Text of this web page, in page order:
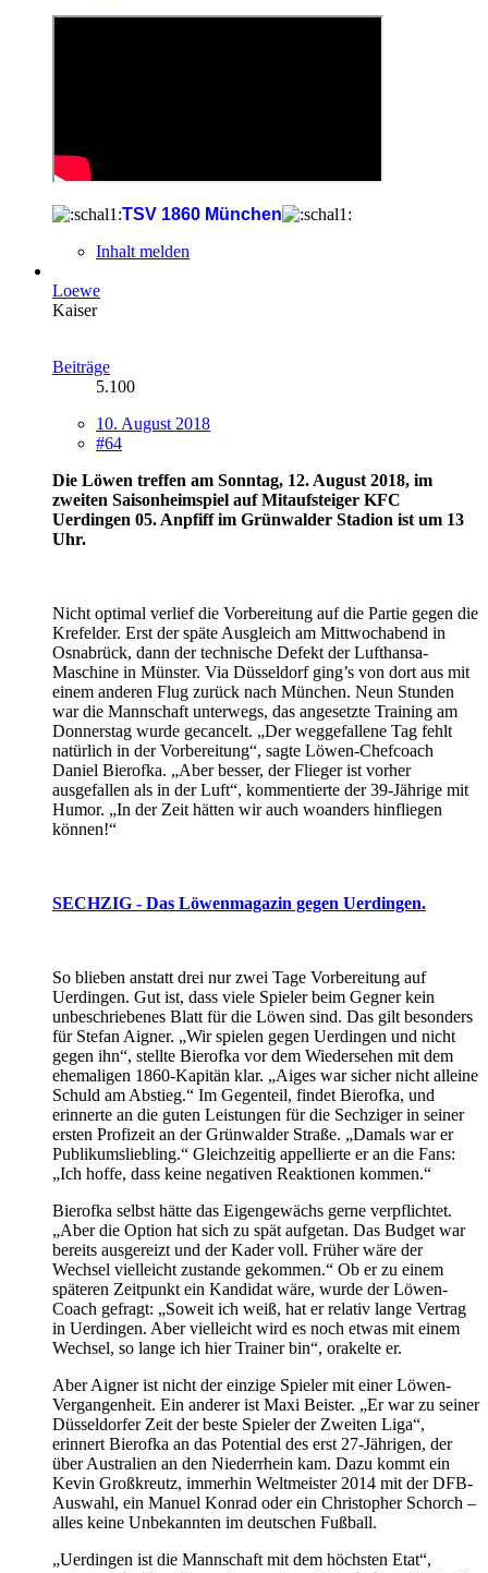
TSV 1860 München
Inhalt melden
Loewe
Kaiser
Beiträge
5.100
10. August 2018
#64
Die Löwen treffen am Sonntag, 12. August 2018, im
zweiten Saisonheimspiel auf Mitaufsteiger KFC
Uerdingen 05. Anpfiff im Grünwalder Stadion ist um 13
Uhr.
Nicht optimal verlief die Vorbereitung auf die Partie gegen die
Krefelder. Erst der späte Ausgleich am Mittwochabend in
Osnabrück, dann der technische Defekt der Lufthansa-
Maschine in Münster. Via Düsseldorf ging’s von dort aus mit
einem anderen Flug zurück nach München. Neun Stunden
war die Mannschaft unterwegs, das angesetzte Training am
Donnerstag wurde gecancelt. „Der weggefallene Tag fehlt
natürlich in der Vorbereitung“, sagte Löwen-Chefcoach
Daniel Bierofka. „Aber besser, der Flieger ist vorher
ausgefallen als in der Luft“, kommentierte der 39-Jährige mit
Humor. „In der Zeit hätten wir auch woanders hinfliegen
können!“
SECHZIG - Das Löwenmagazin gegen Uerdingen.
So blieben anstatt drei nur zwei Tage Vorbereitung auf
Uerdingen. Gut ist, dass viele Spieler beim Gegner kein
unbeschriebenes Blatt für die Löwen sind. Das gilt besonders
für Stefan Aigner. „Wir spielen gegen Uerdingen und nicht
gegen ihn“, stellte Bierofka vor dem Wiedersehen mit dem
ehemaligen 1860-Kapitän klar. „Aiges war sicher nicht alleine
Schuld am Abstieg.“ Im Gegenteil, findet Bierofka, und
erinnerte an die guten Leistungen für die Sechziger in seiner
ersten Profizeit an der Grünwalder Straße. „Damals war er
Publikumsliebling.“ Gleichzeitig appellierte er an die Fans:
„Ich hoffe, dass keine negativen Reaktionen kommen.“
Bierofka selbst hätte das Eigengewächs gerne verpflichtet.
„Aber die Option hat sich zu spät aufgetan. Das Budget war
bereits ausgereizt und der Kader voll. Früher wäre der
Wechsel vielleicht zustande gekommen.“ Ob er zu einem
späteren Zeitpunkt ein Kandidat wäre, wurde der Löwen-
Coach gefragt: „Soweit ich weiß, hat er relativ lange Vertrag
in Uerdingen. Aber vielleicht wird es noch etwas mit einem
Wechsel, so lange ich hier Trainer bin“, orakelte er.
Aber Aigner ist nicht der einzige Spieler mit einer Löwen-
Vergangenheit. Ein anderer ist Maxi Beister. „Er war zu seiner
Düsseldorfer Zeit der beste Spieler der Zweiten Liga“,
erinnert Bierofka an das Potential des erst 27-Jährigen, der
über Australien an den Niederrhein kam. Dazu kommt ein
Kevin Großkreutz, immerhin Weltmeister 2014 mit der DFB-
Auswahl, ein Manuel Konrad oder ein Christopher Schorch –
alles keine Unbekannten im deutschen Fußball.
„Uerdingen ist die Mannschaft mit dem höchsten Etat“,